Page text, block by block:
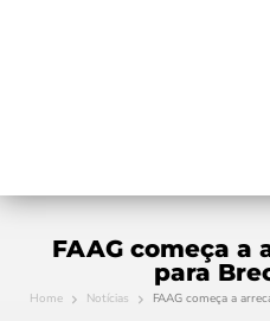
FAAG começa a
para
Home Notícias FAAG começa a